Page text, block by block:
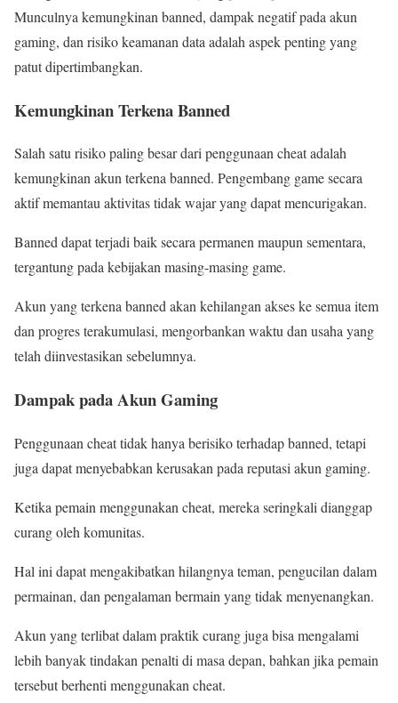
Munculnya kemungkinan banned, dampak negatif pada akun
gaming, dan risiko keamanan data adalah aspek penting yang
patut dipertimbangkan.
Kemungkinan Terkena Banned
Salah satu risiko paling besar dari penggunaan cheat adalah
kemungkinan akun terkena banned. Pengembang game secara
aktif memantau aktivitas tidak wajar yang dapat mencurigakan.
Banned dapat terjadi baik secara permanen maupun sementara,
tergantung pada kebijakan masing-masing game.
Akun yang terkena banned akan kehilangan akses ke semua item
dan progres terakumulasi, mengorbankan waktu dan usaha yang
telah diinvestasikan sebelumnya.
Dampak pada Akun Gaming
Penggunaan cheat tidak hanya berisiko terhadap banned, tetapi
juga dapat menyebabkan kerusakan pada reputasi akun gaming.
Ketika pemain menggunakan cheat, mereka seringkali dianggap
curang oleh komunitas.
Hal ini dapat mengakibatkan hilangnya teman, pengucilan dalam
permainan, dan pengalaman bermain yang tidak menyenangkan.
Akun yang terlibat dalam praktik curang juga bisa mengalami
lebih banyak tindakan penalti di masa depan, bahkan jika pemain
tersebut berhenti menggunakan cheat.